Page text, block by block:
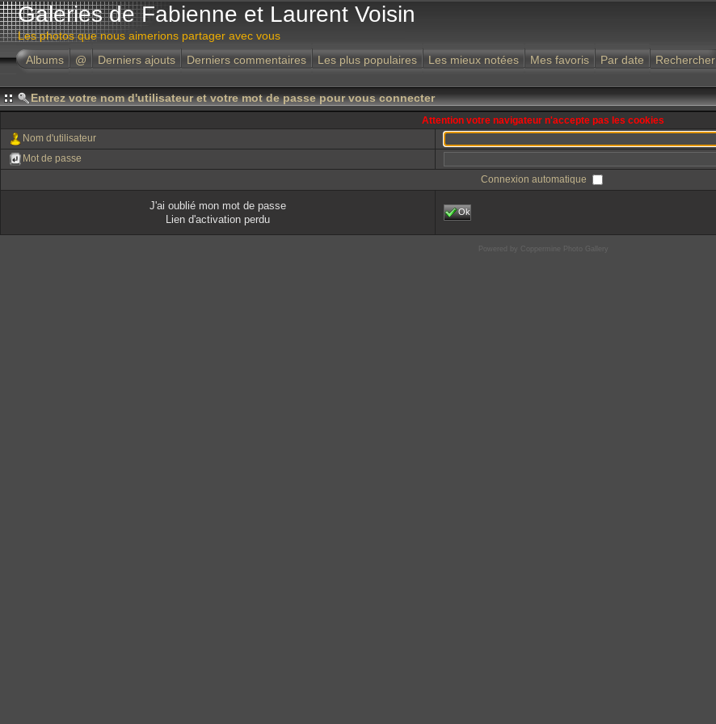
Galeries de Fabienne et Laurent Voisin
Les photos que nous aimerions partager avec vous
Albums
@ Derniers ajouts Derniers commentaires Les plus populaires Les mieux notées Mes favoris Par date Rechercher
Entrez votre nom d'utilisateur et votre mot de passe pour vous connecter
Attention votre navigateur n'accepte pas les cookies
Nom d'utilisateur
Mot de passe
Connexion automatique
J'ai oublié mon mot de passe
Lien d'activation perdu
Ok